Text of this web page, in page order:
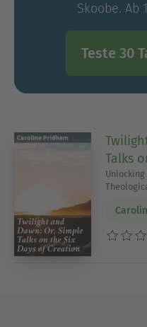
Skoobe. Ab
Teste 30
Talks